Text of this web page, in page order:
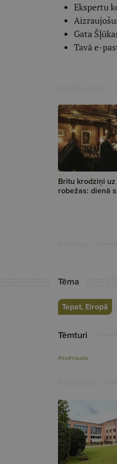
Ekspertu
Gata
Tavā e-
Britu krodziņi uz
robežas: dienā
Tēma
Tepat, Eiropā
Tēmturi
#es#nauda